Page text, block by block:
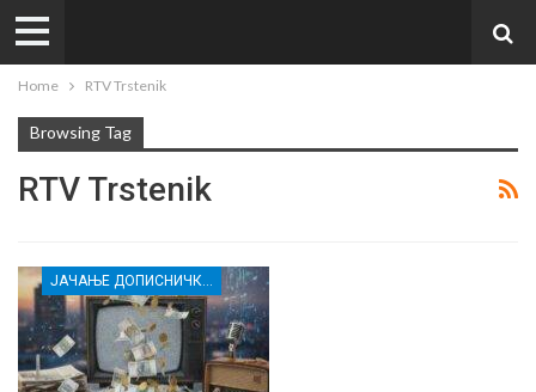
Home RTV Trstenik
Browsing Tag
RTV Trstenik
ЈАЧАЊЕ ДОПИСНИЧКЕ МРЕЖЕ НЕЗАВИСНИХ МЕДИЈА У РАСИНСКОМ ОКРУГУ